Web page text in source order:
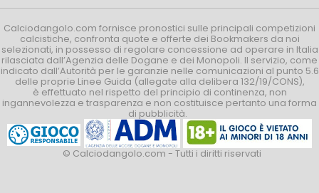
Calciodangolo.com fornisce pronostici sulle principali competizioni
calcistiche, confronta quote e offerte dei Bookmakers da noi
selezionati, in possesso di regolare concessione ad operare in Italia
rilasciata dall’Agenzia delle Dogane e dei Monopoli. Il servizio, come
indicato dall’Autorità per le garanzie nelle comunicazioni al punto 5.6
delle proprie Linee Guida (allegate alla delibera 132/19/CONS),
è effettuato nel rispetto del principio di continenza, non
ingannevolezza e trasparenza e non costituisce pertanto una forma
di pubblicità.
© Calciodangolo.com - Tutti i diritti riservati